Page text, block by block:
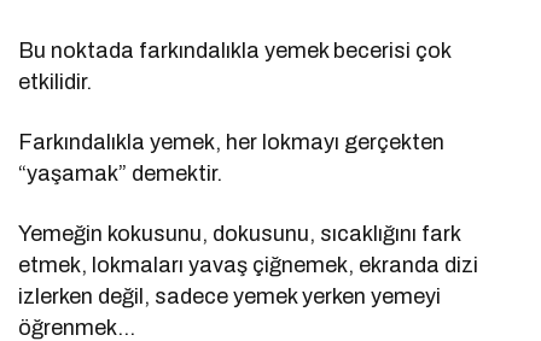
Bu noktada farkındalıkla yemek becerisi çok
etkilidir.
Farkındalıkla yemek, her lokmayı gerçekten
“yaşamak” demektir.
Yemeğin kokusunu, dokusunu, sıcaklığını fark
etmek, lokmaları yavaş çiğnemek, ekranda dizi
izlerken değil, sadece yemek yerken yemeyi
öğrenmek…